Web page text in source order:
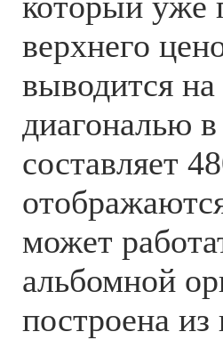
верхнего
выводится
диагональю
составляет
может
альбомной
построена